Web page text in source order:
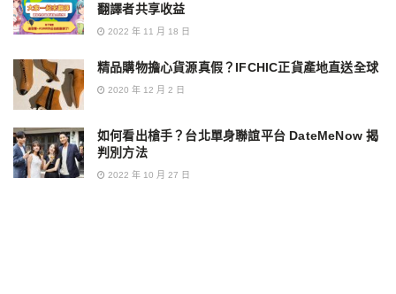
翻譯者共享收益
2022 年 11 月 18 日
精品購物擔心貨源真假？IFCHIC正貨產地直送全球
2020 年 12 月 2 日
如何看出槍手？台北單身聯誼平台 DateMeNow 揭
判別方法
2022 年 10 月 27 日